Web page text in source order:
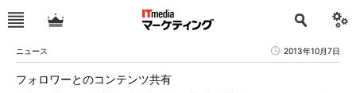
ニュース 2013年10月7日
フォロワーとのコンテンツ共有